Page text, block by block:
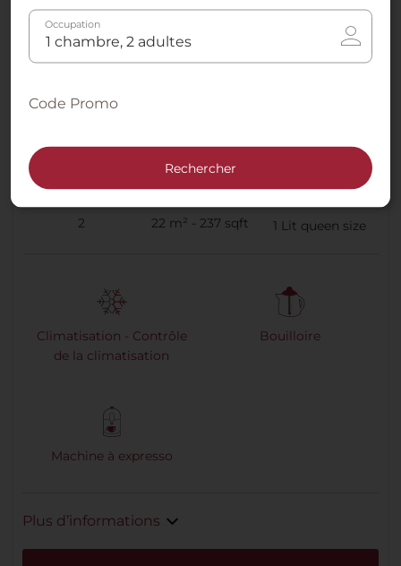
Superior Room with View Queen
2 22 m² - 237 sqft 1 Lit queen size
Climatisation - Contrôle
de la climatisation
Bouilloire
Machine à expresso
Plus d’informations
Occupation
Code Promo
Rechercher